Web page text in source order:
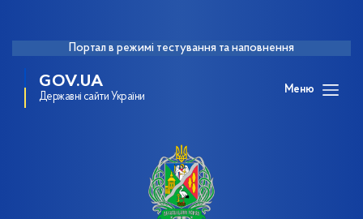
Портал в режимі тестування та наповнення
GOV.UA
Державні сайти України
Меню